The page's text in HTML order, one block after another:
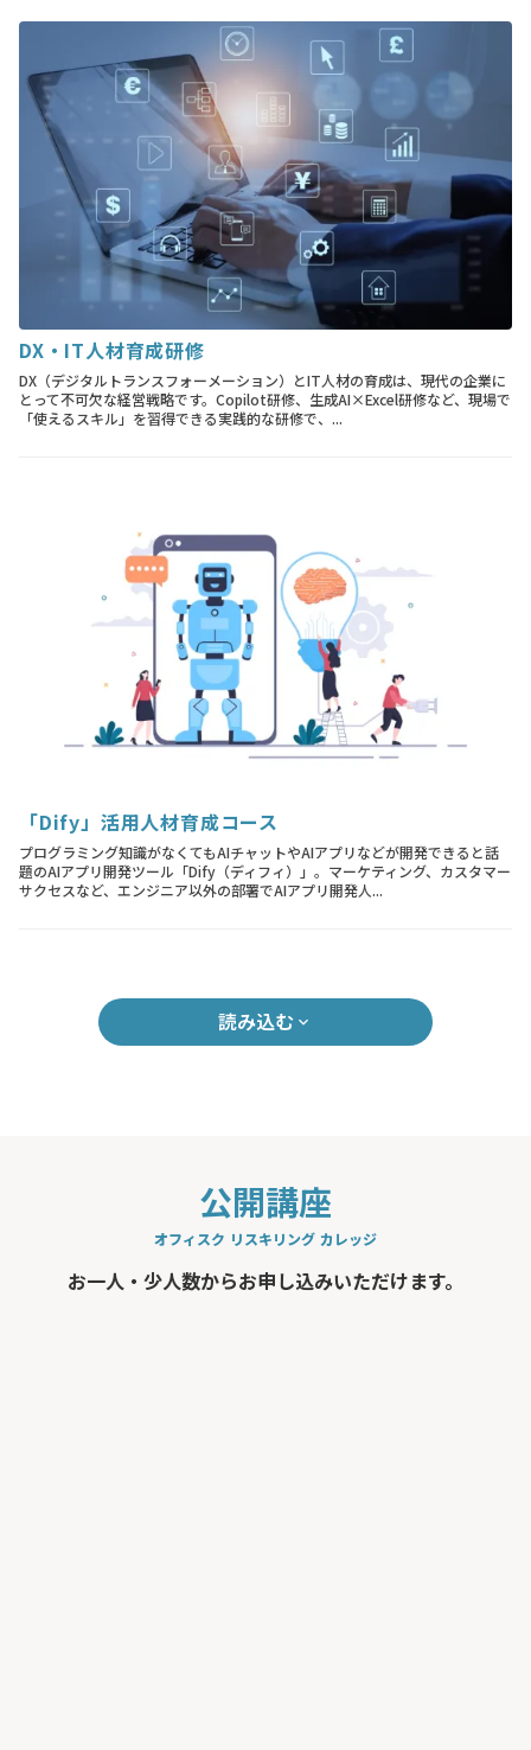
DX・IT人材育成研修
DX（デジタルトランスフォーメーション）とIT人材の育成は、現代の企業に
とって不可欠な経営戦略です。Copilot研修、生成AI×Excel研修など、現場で
「使えるスキル」を習得できる実践的な研修で、...
「Dify」活用人材育成コース
プログラミング知識がなくてもAIチャットやAIアプリなどが開発できると話
題のAIアプリ開発ツール「Dify（ディフィ）」。マーケティング、カスタマー
サクセスなど、エンジニア以外の部署でAIアプリ開発人...
読み込む keyboard_arrow_down
公開講座
オフィスク リスキリング カレッジ
お一人・少人数からお申し込みいただけます。